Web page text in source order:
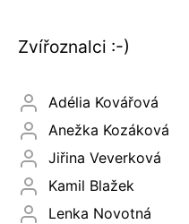
Zvířoznalci :-)
Adélia Kovářová
Anežka Kozáková
Jiřina Veverková
Kamil Blažek
Lenka Novotná